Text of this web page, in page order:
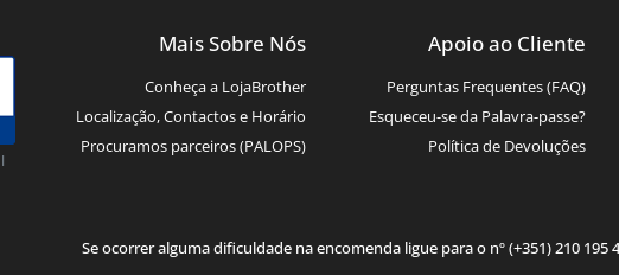
- Ewent EW3969
Mais Sobre Nós
Conheça a LojaBrother
Localização, Contactos e Horário
Procuramos parceiros (PALOPS)
Apoio ao Cliente
Perguntas Frequentes (FAQ)
Esqueceu-se da Palavra-passe?
Política de Devoluções
Se ocorrer alguma dificuldade na encomenda ligue para o nº (+351) 210 195